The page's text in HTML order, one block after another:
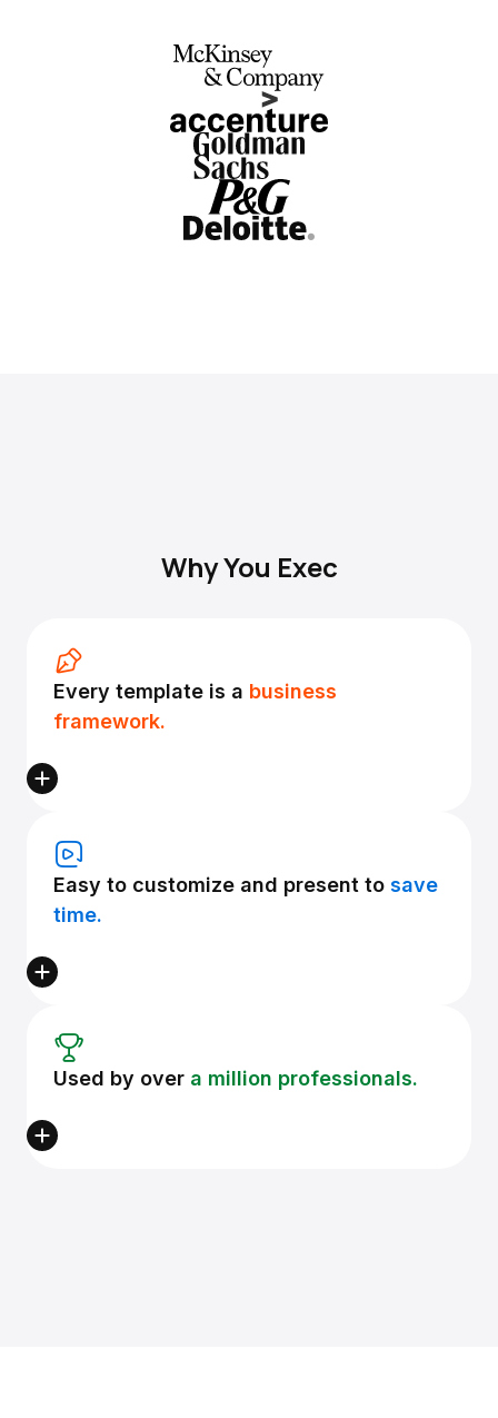
Why You Exec
Every template is a business
framework.
Easy to customize and present to save
time.
Used by over a million professionals.